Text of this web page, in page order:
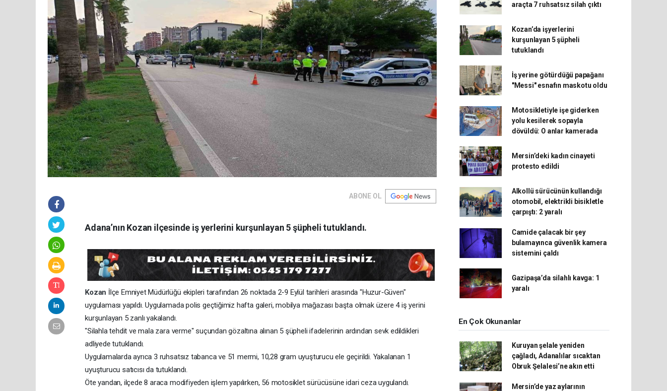
ABONE OL
Adana’nın Kozan ilçesinde iş yerlerini kurşunlayan 5 şüpheli tutuklandı.
Kozan İlçe Emniyet Müdürlüğü ekipleri tarafından 26 noktada 2-9 Eylül tarihleri arasında "Huzur-Güven"
uygulaması yapıldı. Uygulamada polis geçtiğimiz hafta galeri, mobilya mağazası başta olmak üzere 4 iş yerini
kurşunlayan 5 zanlı yakalandı.
"Silahla tehdit ve mala zara verme" suçundan gözaltına alınan 5 şüpheli ifadelerinin ardından sevk edildikleri
adliyede tutuklandı.
Uygulamalarda ayrıca 3 ruhsatsız tabanca ve 51 mermi, 10,28 gram uyuşturucu ele geçirildi. Yakalanan 1
uyuşturucu satıcısı da tutuklandı.
Öte yandan, ilçede 8 araca modifiyeden işlem yapılırken, 56 motosiklet sürücüsüne idari ceza uygulandı.
araçta 7 ruhsatsız silah çıktı
Kozan’da işyerlerini
kurşunlayan 5 şüpheli
tutuklandı
İş yerine götürdüğü papağanı
"Messi" esnafın maskotu oldu
Motosikletiyle işe giderken
yolu kesilerek sopayla
dövüldü: O anlar kamerada
Mersin’deki kadın cinayeti
protesto edildi
Alkollü sürücünün kullandığı
otomobil, elektrikli bisikletle
çarpıştı: 2 yaralı
Camide çalacak bir şey
bulamayınca güvenlik kamera
sistemini çaldı
Gazipaşa’da silahlı kavga: 1
yaralı
En Çok Okunanlar
Kuruyan şelale yeniden
çağladı, Adanalılar sıcaktan
Obruk Şelalesi’ne akın etti
Mersin’de yaz aylarının